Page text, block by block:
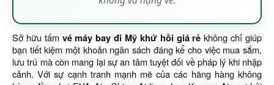
Sở hữu tấmvé máy bay đi Mỹ khứ hồi giá rẻ không chỉ giúp
bạn tiết kiệm một khoản ngân sách đáng kể cho việc mua sắm,
lưu trú mà còn mang lại sự an tâm tuyệt đối về pháp lý khi nhập
cảnh. Với sự cạnh tranh mạnh mẽ của các hãng hàng không